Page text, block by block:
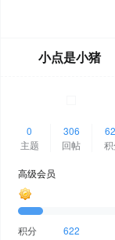
小点是小猪
0
主题
306
回帖
高级会员
积分 622